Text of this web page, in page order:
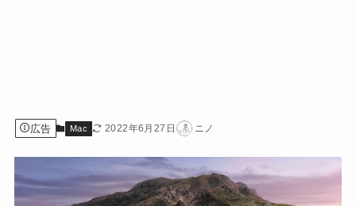
広告 Mac 2022年6月27日 ニノ